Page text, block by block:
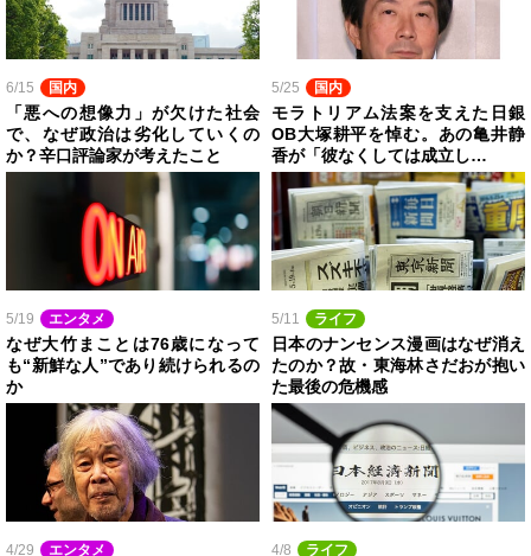
6/15 国内
「悪への想像力」が欠けた社会
で、なぜ政治は劣化していくの
か？辛口評論家が考えたこと
5/25 国内
モラトリアム法案を支えた日銀
OB大塚耕平を悼む。あの亀井静
香が「彼なくしては成立し…
5/19 エンタメ
なぜ大竹まことは76歳になって
も“新鮮な人”であり続けられるの
か
5/11 ライフ
日本のナンセンス漫画はなぜ消え
たのか？故・東海林さだおが抱い
た最後の危機感
4/29 エンタメ 4/8 ライフ